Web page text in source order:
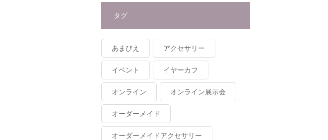
タグ
あまびえ アクセサリー
イベント イヤーカフ
オンライン オンライン展示会
オーダーメイド
オーダーメイドアクセサリー